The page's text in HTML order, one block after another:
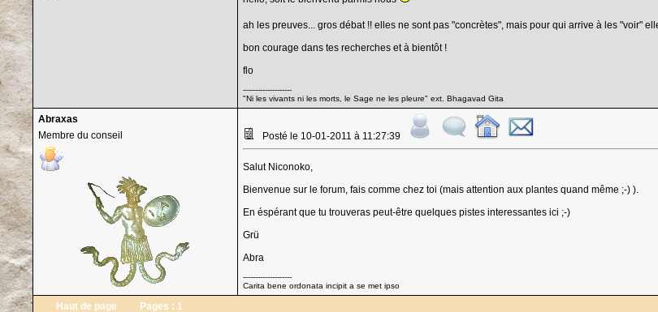
ah les preuves... gros débat !! elles ne sont pas "concrètes", mais pour qui arrive à les "voir"
bon courage dans tes recherches et à bientôt !
flo
--------------------
"Ni les vivants ni les morts, le Sage ne les pleure" ext. Bhagavad Gita
Abraxas
Membre du conseil
Posté le 10-01-2011 à 11:27:39
Salut Niconoko,
Bienvenue sur le forum, fais comme chez toi (mais attention aux plantes quand même ;-) ).
En éspérant que tu trouveras peut-être quelques pistes interessantes ici ;-)
Grü
Abra
--------------------
Carita bene ordonata incipit a se met ipso
Haut de page Pages : 1